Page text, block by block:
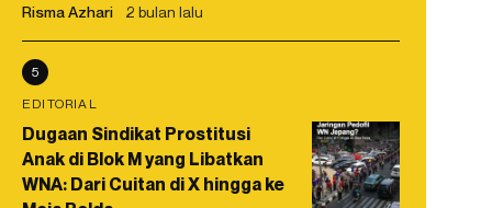
Risma Azhari 2 bulan lalu
5
EDITORIAL
Dugaan Sindikat Prostitusi
Anak di Blok M yang Libatkan
WNA: Dari Cuitan di X hingga ke